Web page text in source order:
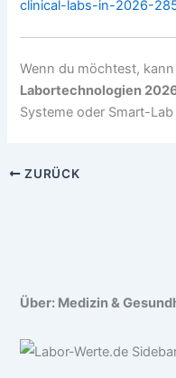
clinical-labs-in-2026-
Wenn du möchtest,
Labortechnologien
Systeme oder Smart-
ZURÜCK
Über: Medizin &